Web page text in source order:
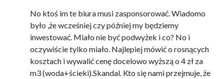
No ktoś im te biura musi zasponsorować. Wiadomo
było ,że wcześniej czy później my będziemy
inwestować. Miało nie być podwyżek i co? No i
oczywiście tylko miało. Najlepiej mówić o rosnących
kosztach i wywalić cenę docelowo wyższą o 4 zł za
m3 (woda+ścieki).Skandal. Kto się nami przejmuje, że